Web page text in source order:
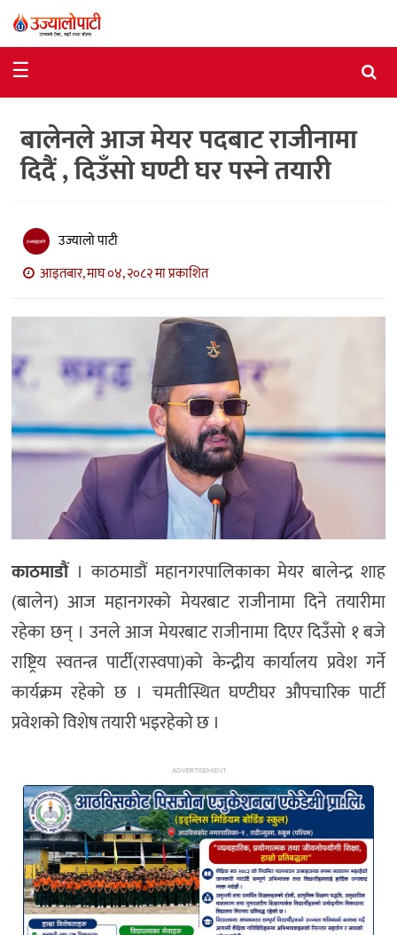
राजनीति
विशेष
आर्थिक
अन्तर्वार्ता
मनोरञ्जन
विज्ञान
खेलकुद
अन्य
☰
बालेनले आज मेयर पदबाट राजीनामा
दिदैं , दिउँसो घण्टी घर पस्ने तयारी
उज्यालो पाटी
आइतबार, माघ ०४, २०८२ मा प्रकाशित
काठमाडौं। काठमाडौं महानगरपालिकाका मेयर बालेन्द्र शाह
(बालेन) आज महानगरको मेयरबाट राजीनामा दिने तयारीमा
रहेका छन् । उनले आज मेयरबाट राजीनामा दिएर दिउँसो १ बजे
राष्ट्रिय स्वतन्त्र पार्टी(रास्वपा)को केन्द्रीय कार्यालय प्रवेश गर्ने
कार्यक्रम रहेको छ । चमतीस्थित घण्टीघर औपचारिक पार्टी
प्रवेशको विशेष तयारी भइरहेको छ ।
ADVERTISEMENT